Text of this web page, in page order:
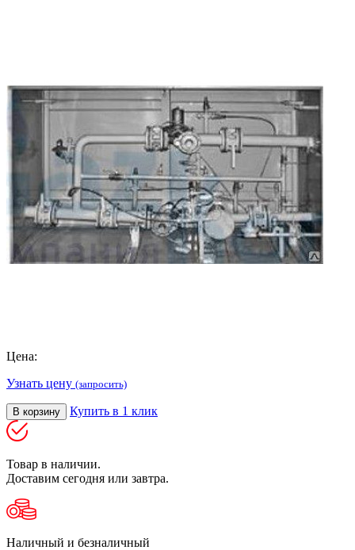
Цена:
Узнать цену (запросить)
В корзину Купить в 1 клик
Товар в наличии.
Доставим сегодня или завтра.
Наличный и безналичный